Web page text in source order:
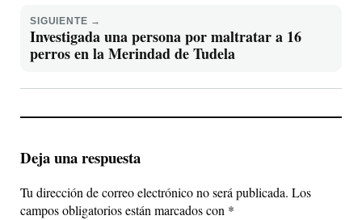
SIGUIENTE →
Investigada una persona por maltratar a 16
perros en la Merindad de Tudela
Deja una respuesta
Tu dirección de correo electrónico no será publicada. Los
campos obligatorios están marcados con *